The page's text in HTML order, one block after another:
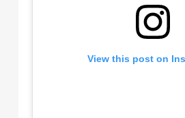
View this post on